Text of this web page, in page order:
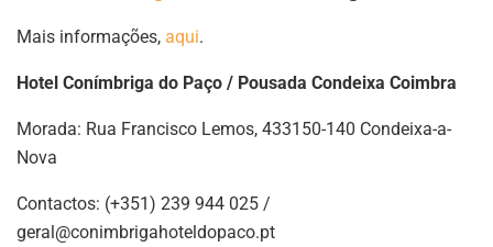
Mais informações, aqui.
Hotel Conímbriga do Paço / Pousada Condeixa Coimbra
Morada: Rua Francisco Lemos, 433150-140 Condeixa-a-
Nova
Contactos: (+351) 239 944 025 /
geral@conimbrigahoteldopaco.pt